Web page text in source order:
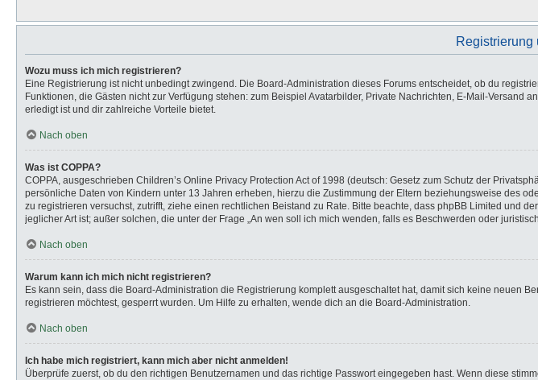
Registrierung
Wozu muss ich mich registrieren?
Eine Registrierung ist nicht unbedingt zwingend. Die Board-Administration dieses Forums entscheidet, ob du
Funktionen, die Gästen nicht zur Verfügung stehen: zum Beispiel Avatarbilder, Private Nachrichten, E-Mail-Versand
erledigt ist und dir zahlreiche Vorteile bietet.
Nach oben
Was ist COPPA?
COPPA, ausgeschrieben Children’s Online Privacy Protection Act of 1998 (deutsch: Gesetz zum Schutz der
persönliche Daten von Kindern unter 13 Jahren erheben, hierzu die Zustimmung der Eltern beziehungsweise des
zu registrieren versuchst, zutrifft, ziehe einen rechtlichen Beistand zu Rate. Bitte beachte, dass phpBB Limited und
jeglicher Art ist; außer solchen, die unter der Frage „An wen soll ich mich wenden, falls es Beschwerden oder
Nach oben
Warum kann ich mich nicht registrieren?
Es kann sein, dass die Board-Administration die Registrierung komplett ausgeschaltet hat, damit sich keine neuen
registrieren möchtest, gesperrt wurden. Um Hilfe zu erhalten, wende dich an die Board-Administration.
Nach oben
Ich habe mich registriert, kann mich aber nicht anmelden!
Überprüfe zuerst, ob du den richtigen Benutzernamen und das richtige Passwort eingegeben hast. Wenn diese